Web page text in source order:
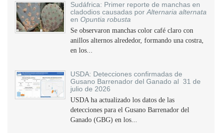
Sudáfrica: Primer reporte de manchas en
cladodios causadas por Alternaria alternata
en Opuntia robusta
Se observaron manchas color café claro con
anillos alternos alrededor, formando una costra,
en los...
USDA: Detecciones confirmadas de
Gusano Barrenador del Ganado al 31 de
julio de 2026
USDA ha actualizado los datos de las
detecciones para el Gusano Barrenador del
Ganado (GBG) en los...